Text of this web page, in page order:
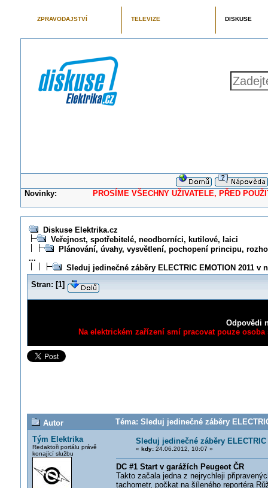
ZPRAVODAJSTVÍ TELEVIZE DISKUSE
Novinky: PROSÍME VŠECHNY UŽIVATELE, PŘED
Diskuse Elektrika.cz
Veřejnost, spotřebitelé, neodborníci, kutilové, laici
Plánování, úvahy, vysvětlení, pochopení principu,
...
Sleduj jedinečné záběry ELECTRIC EMOTION 2011 v
Stran: [1]
Odpovědi
Na elektrickém zařízení smí pracovat pouze
Autor
Téma: Sleduj jedinečné záběry
Tým Elektrika
Redaktoři portálu právě
konající službu
Sleduj jedinečné záběry
« kdy:24.06.2012, 10:07 »
DC #1 Start v garážích Peugeot ČR
Takto začala jedna z nejrychleji
tachometr, počkat na šíleného reportéra